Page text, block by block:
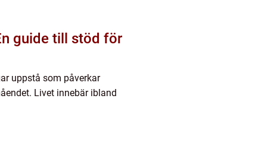
guide till stöd för
uppstå som påverkar
Livet innebär ibland